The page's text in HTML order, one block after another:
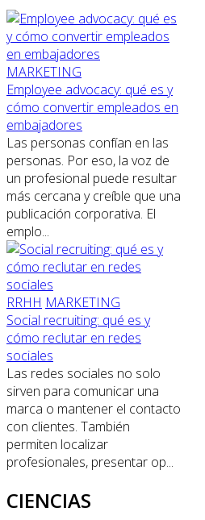
MARKETING
Employee advocacy: qué es y
cómo convertir empleados en
embajadores
Las personas confían en las
personas. Por eso, la voz de
un profesional puede resultar
más cercana y creíble que una
publicación corporativa. El
emplo...
RRHH MARKETING
Social recruiting: qué es y
cómo reclutar en redes
sociales
Las redes sociales no solo
sirven para comunicar una
marca o mantener el contacto
con clientes. También
permiten localizar
profesionales, presentar op...
CIENCIAS